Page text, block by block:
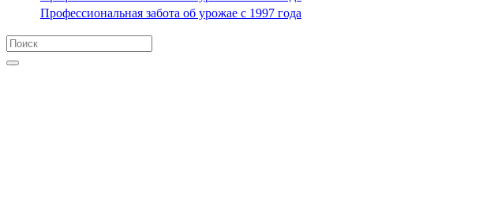
Профессиональная забота об урожае с 1997 года